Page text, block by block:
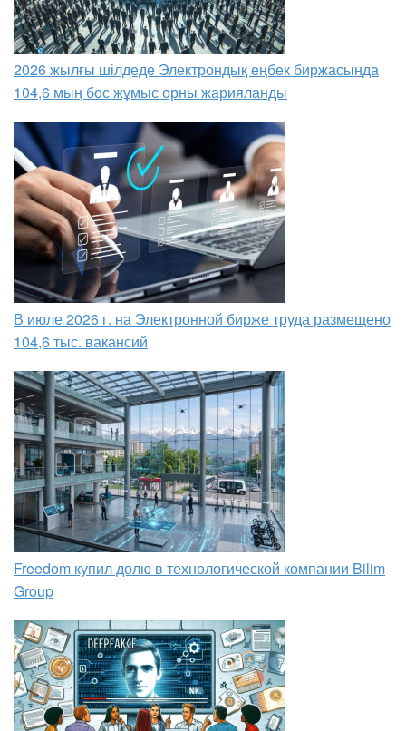
2026 жылғы шілдеде Электрондық еңбек биржасында
104,6 мың бос жұмыс орны жарияланды
В июле 2026 г. на Электронной бирже труда размещено
104,6 тыс. вакансий
Freedom купил долю в технологической компании Bilim
Group